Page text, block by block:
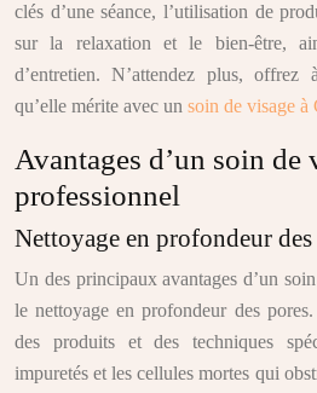
clés d’une séance, l’utilisation de
sur la relaxation et le bien-être,
d’entretien. N’attendez plus,
qu’elle mérite avec un soin de visage à
Avantages d’un soin de
professionnel
Nettoyage en profondeur des
Un des principaux avantages d’un
le nettoyage en profondeur des
des produits et des techniques
impuretés et les cellules mortes qui